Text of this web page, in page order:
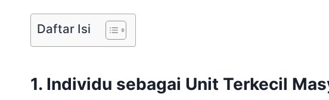
Daftar Isi
1. Individu sebagai Unit Terkecil